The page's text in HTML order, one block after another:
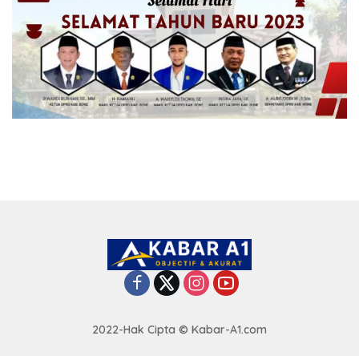
2022-Hak Cipta © Kabar-A1.com